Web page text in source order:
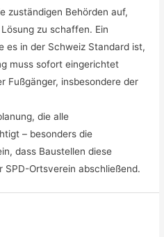
zuständigen Behörden auf,
zu schaffen. Ein
es in der Schweiz Standard ist,
muss sofort eingerichtet
Fußgänger, insbesondere der
die alle
– besonders die
dass Baustellen diese
SPD-Ortsverein abschließend.